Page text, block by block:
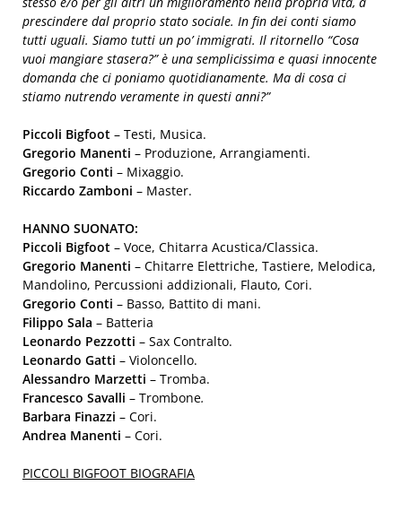
prescindere dal proprio stato sociale. In fin dei conti siamo
tutti uguali. Siamo tutti un po’ immigrati. Il ritornello “Cosa
vuoi mangiare stasera?” è una semplicissima e quasi innocente
domanda che ci poniamo quotidianamente. Ma di cosa ci
stiamo nutrendo veramente in questi anni?”
Piccoli Bigfoot – Testi, Musica.
Gregorio Manenti – Produzione, Arrangiamenti.
Gregorio Conti – Mixaggio.
Riccardo Zamboni – Master.
HANNO SUONATO:
Piccoli Bigfoot – Voce, Chitarra Acustica/Classica.
Gregorio Manenti – Chitarre Elettriche, Tastiere, Melodica,
Mandolino, Percussioni addizionali, Flauto, Cori.
Gregorio Conti – Basso, Battito di mani.
Filippo Sala – Batteria
Leonardo Pezzotti – Sax Contralto.
Leonardo Gatti – Violoncello.
Alessandro Marzetti – Tromba.
Francesco Savalli – Trombone.
Barbara Finazzi – Cori.
Andrea Manenti – Cori.
PICCOLI BIGFOOT BIOGRAFIA